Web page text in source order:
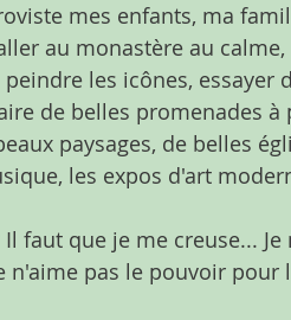
mes enfants, ma
au monastère au
les icônes,
de belles promenades
paysages, de belles
les expos d'art
Il faut que je me creuse...
n'aime pas le pouvoir pour